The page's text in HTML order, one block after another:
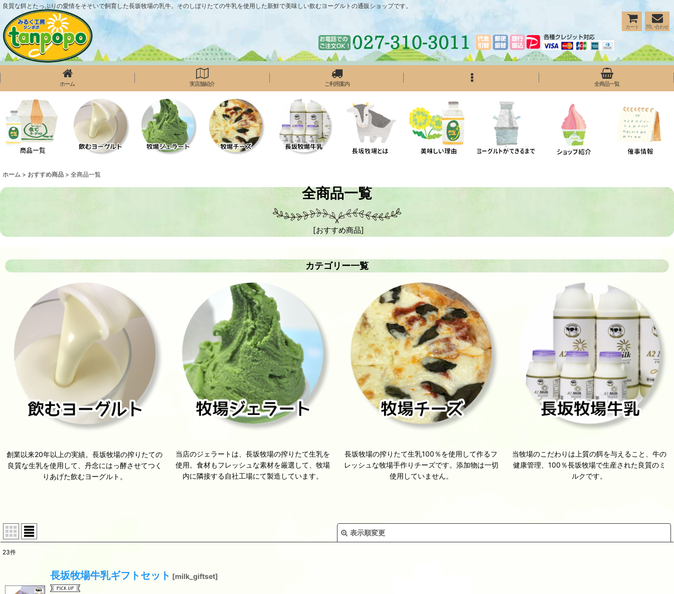
良質な餌とたっぷりの愛情をそそいで飼育した長坂牧場の乳牛。そのしぼりたての牛乳を使用した新鮮で美味しい飲むヨーグルトの通販ショップです。
カート 問い合わせ
ホーム 実店舗紹介 ご利用案内 全商品一覧
ホーム > おすすめ商品 > 全商品一覧
全商品一覧
[おすすめ商品]
カテゴリー一覧
創業以来20年以上の実績。長坂牧場の搾りたての
良質な生乳を使用して、丹念にはっ酵させてつく
りあげた飲むヨーグルト。
当店のジェラートは、長坂牧場の搾りたて生乳を
使用。食材もフレッシュな素材を厳選して、牧場
内に隣接する自社工場にて製造しています。
長坂牧場の搾りたて生乳100％を使用して作るフ
レッシュな牧場手作りチーズです。添加物は一切
使用していません。
当牧場のこだわりは上質の餌を与えること、牛の
健康管理、100％長坂牧場で生産された良質のミ
ルクです。
表示順変更
並び順
23件
長坂牧場牛乳ギフトセット [milk_giftset]